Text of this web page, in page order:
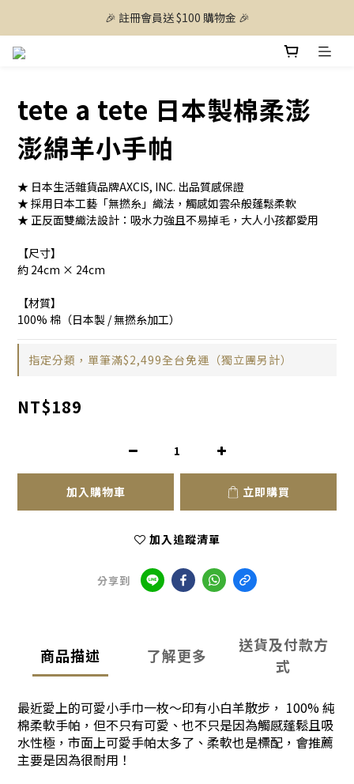
🎉 註冊會員送 $100 購物金 🎉
tete a tete 日本製棉柔澎
澎綿羊小手帕
★ 日本生活雜貨品牌AXCIS, INC. 出品質感保證
★ 採用日本工藝「無撚糸」織法，觸感如雲朵般蓬鬆柔軟
★ 正反面雙織法設計：吸水力強且不易掉毛，大人小孩都愛用
【尺寸】
約 24cm × 24cm
【材質】
100% 棉（日本製 / 無撚糸加工）
指定分類，單筆滿$2,499全台免運（獨立團另計）
NT$189
加入購物車 立即購買
加入追蹤清單
分享到
商品描述 了解更多
送貨及付款方
式
最近愛上的可愛小手巾一枚～印有小白羊散步， 100% 純
棉柔軟手帕，但不只有可愛、也不只是因為觸感蓬鬆且吸
水性極，市面上可愛手帕太多了、柔軟也是標配，會推薦
主要是因為很耐用！